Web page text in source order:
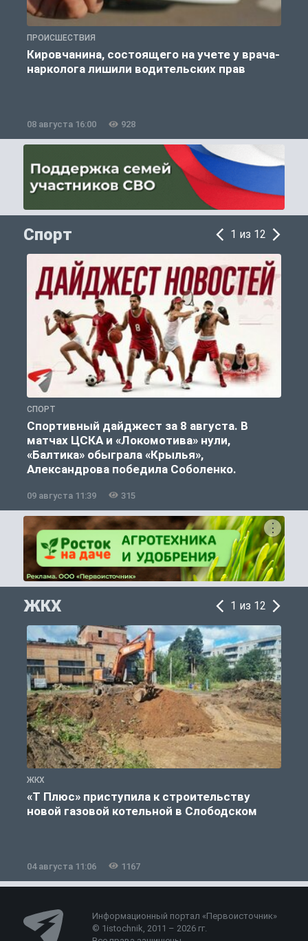
ПРОИСШЕСТВИЯ
Кировчанина, состоящего на учете у врача-
нарколога лишили водительских прав
08 августа 16:00 928
Спорт 1 из 12
СПОРТ
Спортивный дайджест за 8 августа. В
матчах ЦСКА и «Локомотива» нули,
«Балтика» обыграла «Крылья»,
Александрова победила Соболенко.
09 августа 11:39 315
ЖКХ 1 из 12
ЖКХ
«Т Плюс» приступила к строительству
новой газовой котельной в Слободском
04 августа 11:06 1167
Информационный портал «Первоисточник»
© 1istochnik, 2011 – 2026 гг.